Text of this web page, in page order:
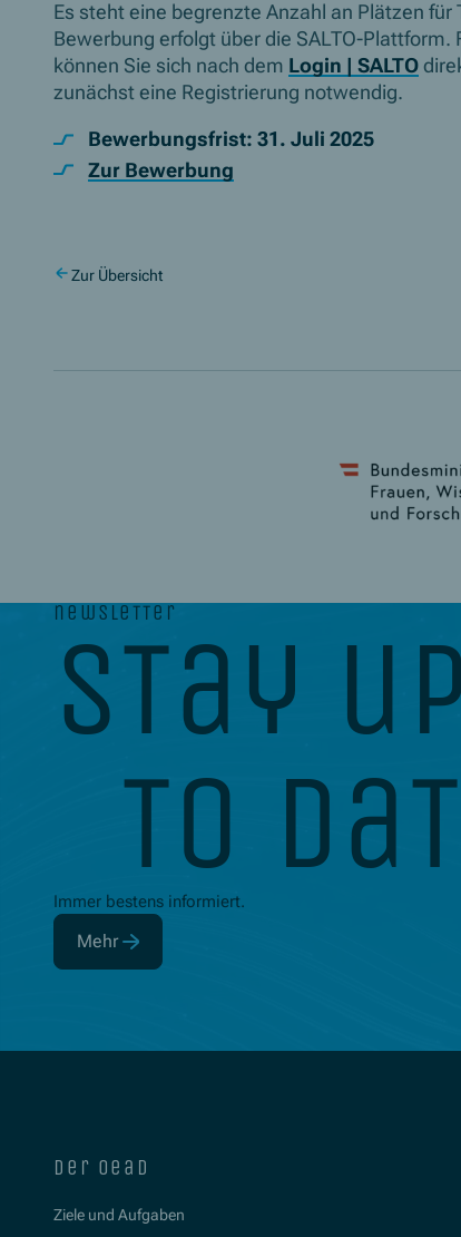
Es steht eine begrenzte Anzahl an Plätzen
Bewerbung erfolgt über die SALTO-
können Sie sich nach dem Login | SALTO
zunächst eine Registrierung notwendig.
Bewerbungsfrist: 31. Juli 2025
Zur Bewerbung
Zur Übersicht
newsletter
stay up
to
Immer bestens informiert.
Mehr
(Öffnet in neuem Fenster)
der oead
Ziele und Aufgaben